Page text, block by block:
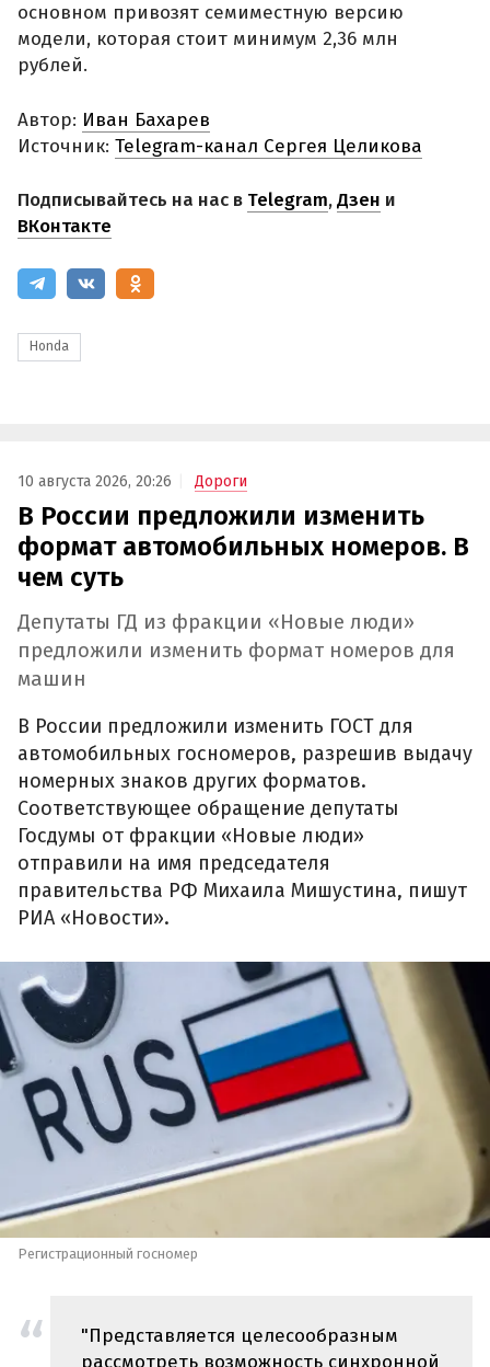
основном привозят семиместную версию
модели, которая стоит минимум 2,36 млн
рублей.
Автор: Иван Бахарев
Источник: Telegram-канал Сергея Целикова
Подписывайтесь на нас в Telegram,Дзен и
ВКонтакте
Honda
10 августа 2026, 20:26 Дороги
В России предложили изменить
формат автомобильных номеров. В
чем суть
Депутаты ГД из фракции «Новые люди»
предложили изменить формат номеров для
машин
В России предложили изменить ГОСТ для
автомобильных госномеров, разрешив выдачу
номерных знаков других форматов.
Соответствующее обращение депутаты
Госдумы от фракции «Новые люди»
отправили на имя председателя
правительства РФ Михаила Мишустина, пишут
РИА «Новости».
Регистрационный госномер
"Представляется целесообразным
рассмотреть возможность синхронной